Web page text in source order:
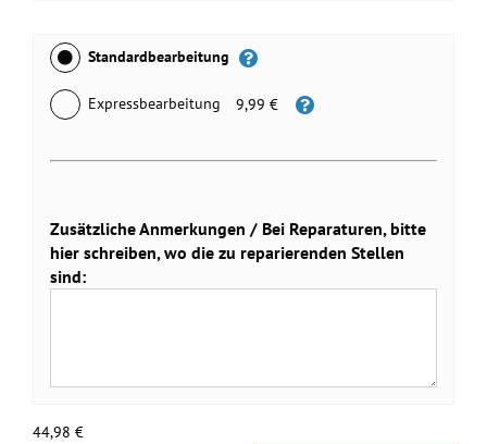
Standardbearbeitung
Expressbearbeitung 9,99 €
Zusätzliche Anmerkungen / Bei Reparaturen, bitte
hier schreiben, wo die zu reparierenden Stellen
sind:
44,98 €